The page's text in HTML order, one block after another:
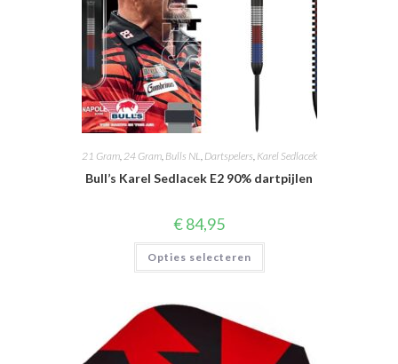
21 Gram,24 Gram, Bulls NL, Dartspelers, Karel Sedlacek
Bull’s Karel Sedlacek E2 90% dartpijlen
€84,95
Opties selecteren
Dit
heeft
kan
gekozen
worden